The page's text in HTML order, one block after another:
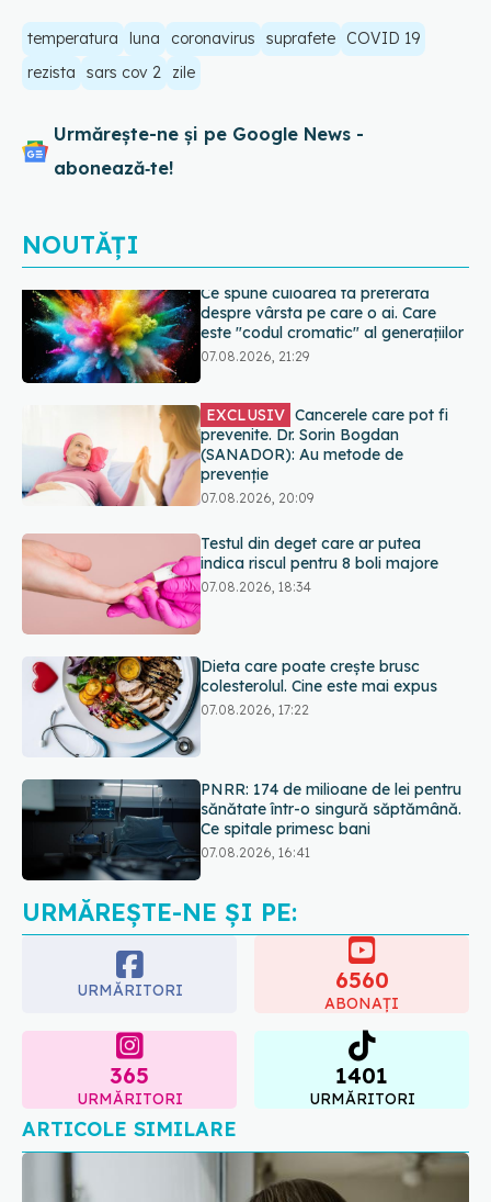
temperatura luna coronavirus suprafete
COVID 19
rezista
sars cov 2 zile
Urmărește-ne și pe Google News -
abonează‑te!
NOUTĂȚI
EXCLUSIV Cancerele care pot fi
prevenite. Dr. Sorin Bogdan
(SANADOR): Au metode de
07.08.2026, 20:09
Testul din deget care ar putea
indica riscul pentru 8 boli majore
07.08.2026, 18:34
Dieta care poate crește brusc
colesterolul. Cine este mai expus
PNRR: 174 de milioane de lei pentru
sănătate într-o singură săptămână.
Ce spune culoarea ta preferată
despre vârsta pe care o ai. Care
este "codul cromatic" al generațiilor
URMĂREȘTE-NE ȘI PE:
URMĂRITORI 6560
ABONAȚI
365
URMĂRITORI
1401
URMĂRITORI
ARTICOLE SIMILARE